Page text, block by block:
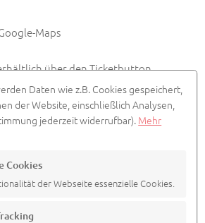
Maps
über den Ticketbutton
Siedepunkt
Daten wie z.B. Cookies gespeichert,
der Website, einschließlich Analysen,
jederzeit widerrufbar). Mehr
Cookies
der Webseite essenzielle Cookies.